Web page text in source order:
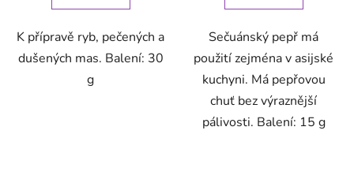
K přípravě ryb, pečených a
dušených mas. Balení: 30
g
Sečuánský pepř má
použití zejména v asijské
kuchyni. Má pepřovou
chuť bez výraznější
pálivosti. Balení: 15 g